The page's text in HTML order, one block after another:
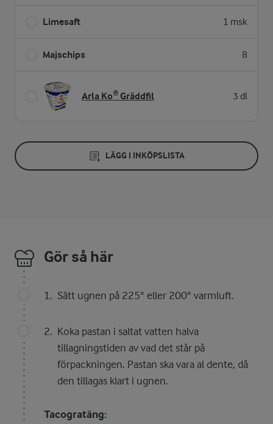
Limesaft 1 msk
Majschips 8
Arla Ko® Gräddfil 3 dl
LÄGG I INKÖPSLISTA
Gör så här
Sätt ugnen på 225° eller 200° varmluft.
Koka pastan i saltat vatten halva
tillagningstiden av vad det står på
förpackningen. Pastan ska vara al dente, då
den tillagas klart i ugnen.
Tacogratäng: